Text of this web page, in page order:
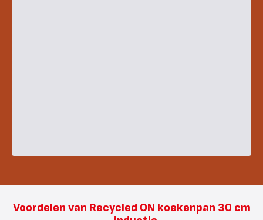
Voordelen van Recycled ON koekenpan 30 cm